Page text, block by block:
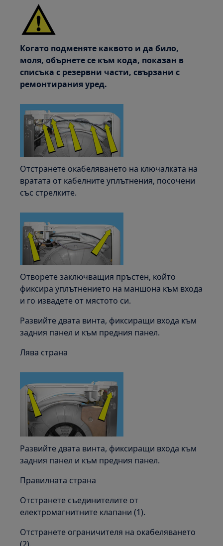
Когато подменяте каквото и да било,
моля, обърнете се към кода, показан в
списъка с резервни части, свързани с
ремонтирания уред.
Отстранете окабеляването на ключалката на
вратата от кабелните уплътнения, посочени
със стрелките.
Отворете заключващия пръстен, който
фиксира уплътнението на маншона към входа
и го извадете от мястото си.
Развийте двата винта, фиксиращи входа към
задния панел и към предния панел.
Лява страна
Развийте двата винта, фиксиращи входа към
задния панел и към предния панел.
Правилната страна
Отстранете съединителите от
електромагнитните клапани (1).
Отстранете ограничителя на окабеляването